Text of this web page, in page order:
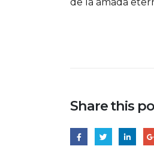
Share this